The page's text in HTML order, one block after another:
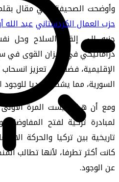
وأوضحت الصحيفة -في مقال
حزب العمال الكردستانيعبد الله
حزبه إلى إلقاء السلاح وحل
دراماتيكي في ميزان القوى في
الإقليمية، فضلا عن تعزيز
السورية، مما يشكل تحديا
ومع أن هذه ليست المرة
لمبادرة تركية لفتح
تاريخية بين تركيا والحركة
كانت أكثر تطرفا، لأنها تطالب
عن الوجود.